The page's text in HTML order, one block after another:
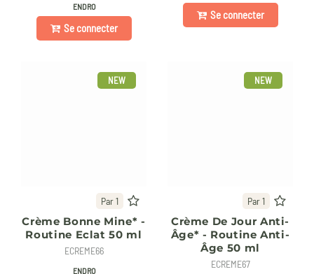
ENDRO
Se connecter
Se connecter
NEW
Par 1
Crème Bonne Mine* -
Routine Eclat 50 ml
ECREME66
ENDRO
NEW
Par 1
Crème De Jour Anti-
Âge* - Routine Anti-
Âge 50 ml
ECREME67